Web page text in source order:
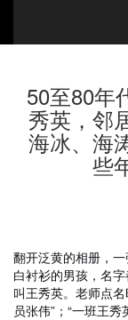
50至80年
秀英，邻
海冰、海
些
翻开泛黄的相册，
白衬衫的男孩，名
叫王秀英。老师点名
员张伟”；“一班王秀